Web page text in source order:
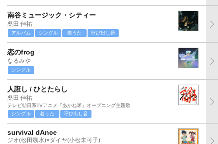
南谷ミュージック・シティー
桑田 佳祐
アルバム シングル 着うた 呼び出し音
恋のfrog
なるみや
シングル
人誑し / ひとたらし
桑田 佳祐
テレビ朝日系TVアニメ『あかね噺』オープニング主題歌
シングル
着うた 呼び出し音
survival dAnce
ジオ(松田颯水)×ダイヤ(小松未可子)